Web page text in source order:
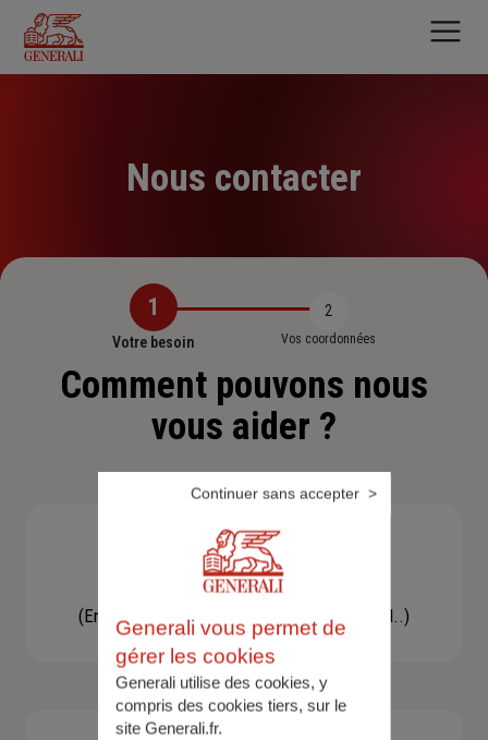
contenu
principal
Nous contacter
1
Votre besoin
2
Vos coordonnées
Comment pouvons nous
vous aider ?
Besoin d'une assistance
(En cas d'accident, bris de glace, un conseil..)
Generali vous permet de
gérer les cookies
Generali utilise des cookies, y
compris des cookies tiers, sur le
site Generali.fr.
Continuer sans accepter